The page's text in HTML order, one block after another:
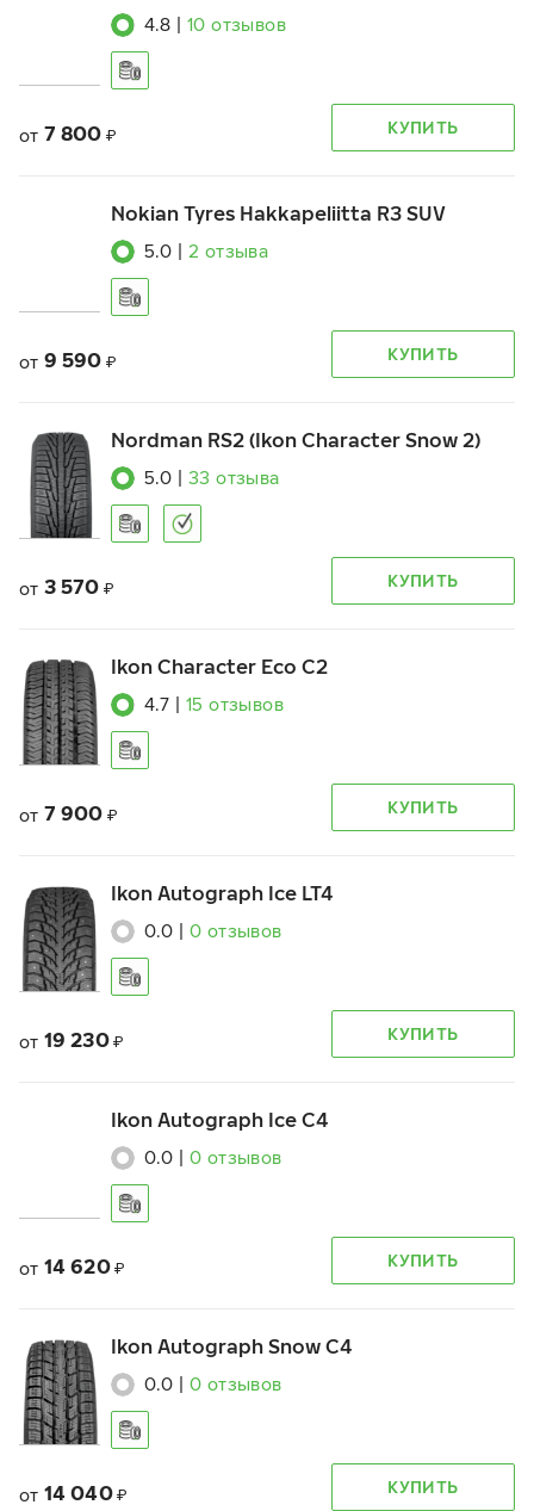
4.8 10 отзывов
от 7 800 ₽ КУПИТЬ
Nokian Tyres Hakkapeliitta R3 SUV
5.0 2 отзыва
от 9 590 ₽ КУПИТЬ
Nordman RS2 (Ikon Character Snow 2)
5.0 33 отзыва
от 3 570 ₽ КУПИТЬ
Ikon Character Eco C2
4.7 15 отзывов
от 7 900 ₽ КУПИТЬ
Ikon Autograph Ice LT4
0.0 0 отзывов
от 19 230 ₽ КУПИТЬ
Ikon Autograph Ice C4
0.0 0 отзывов
от 14 620 ₽ КУПИТЬ
Ikon Autograph Snow C4
0.0 0 отзывов
от 14 040 ₽ КУПИТЬ